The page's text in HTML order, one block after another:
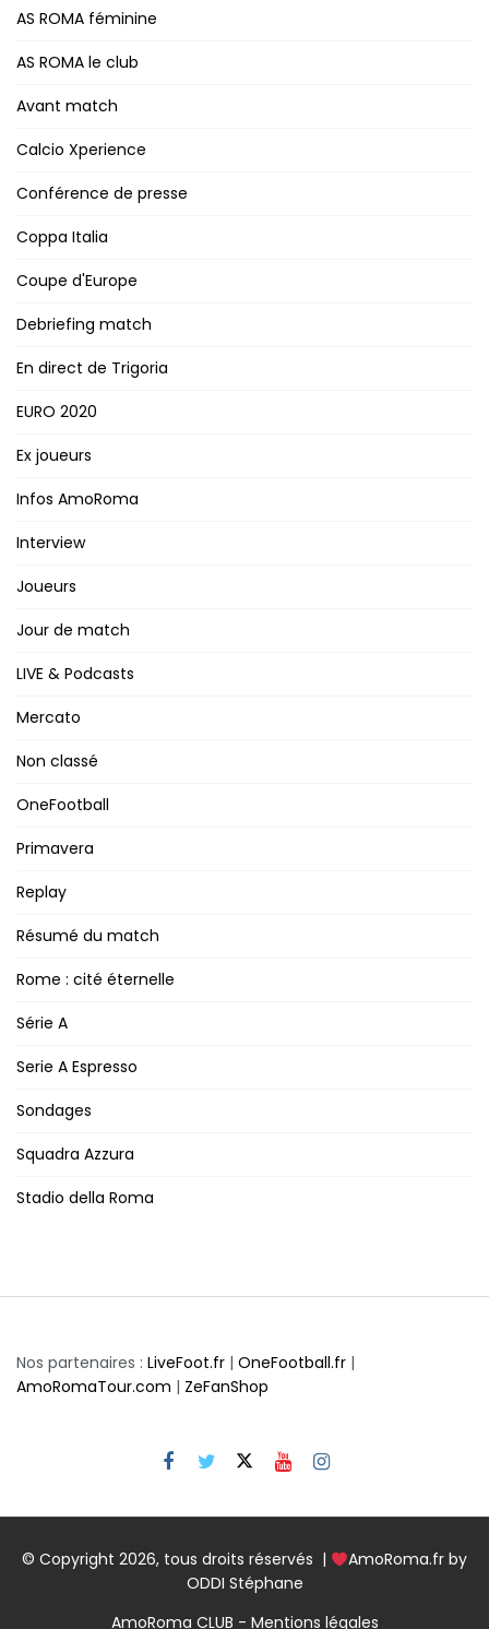
AS ROMA féminine
AS ROMA le club
Avant match
Calcio Xperience
Conférence de presse
Coppa Italia
Coupe d'Europe
Debriefing match
En direct de Trigoria
EURO 2020
Ex joueurs
Infos AmoRoma
Interview
Joueurs
Jour de match
LIVE & Podcasts
Mercato
Non classé
OneFootball
Primavera
Replay
Résumé du match
Rome : cité éternelle
Série A
Serie A Espresso
Sondages
Squadra Azzura
Stadio della Roma
Nos partenaires : LiveFoot.fr | OneFootball.fr |
AmoRomaTour.com | ZeFanShop
© Copyright 2026, tous droits réservés |
AmoRoma.fr by
ODDI Stéphane
AmoRoma CLUB - Mentions légales